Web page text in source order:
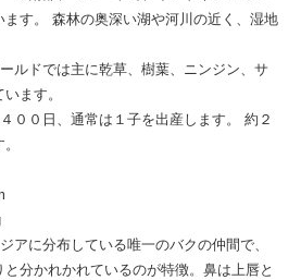
す。 森林の奥深い湖や河川の近く、湿地
ルドでは主に乾草、樹葉、ニンジン、サ
ます。
００日、通常は１子を出産します。 約２
アに分布している唯一のバクの仲間で、
分かれかれているのが特徴。鼻は上唇と